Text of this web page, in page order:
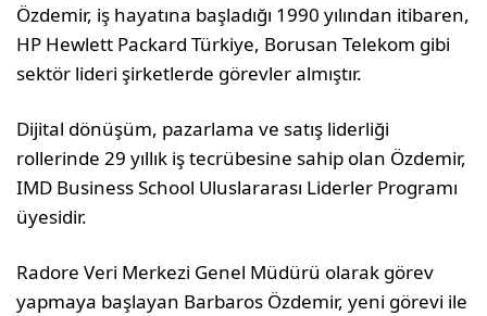
Özdemir, iş hayatına başladığı 1990 yılından itibaren,
HP Hewlett Packard Türkiye, Borusan Telekom gibi
sektör lideri şirketlerde görevler almıştır.
Dijital dönüşüm, pazarlama ve satış liderliği
rollerinde 29 yıllık iş tecrübesine sahip olan Özdemir,
IMD Business School Uluslararası Liderler Programı
üyesidir.
Radore Veri Merkezi Genel Müdürü olarak görev
yapmaya başlayan Barbaros Özdemir, yeni görevi ile